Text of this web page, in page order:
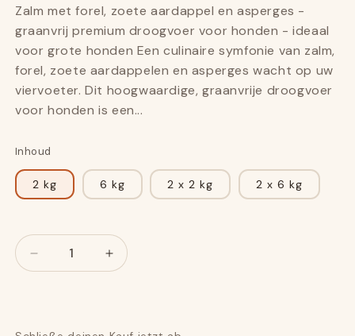
Zalm met forel, zoete aardappel en asperges -
graanvrij premium droogvoer voor honden - ideaal
voor grote honden Een culinaire symfonie van zalm,
forel, zoete aardappelen en asperges wacht op uw
viervoeter. Dit hoogwaardige, graanvrije droogvoer
voor honden is een...
Inhoud
2 kg 6 kg 2 x 2 kg 2 x 6 kg
Nummer
Nummer
Verlaag
het
Verhoog
het